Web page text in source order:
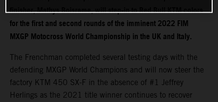
finisher, Mathys Boisrame, will step-in to Red Bull KTM colors
for the first and second rounds of the imminent 2022 FIM
MXGP Motocross World Championship in the UK and Italy.
The Frenchman completed several testing days with the
defending MXGP World Champions and will now steer the
factory KTM 450 SX-F in the absence of #1 Jeffrey
Herlings as the 2021 title winner continues to recover